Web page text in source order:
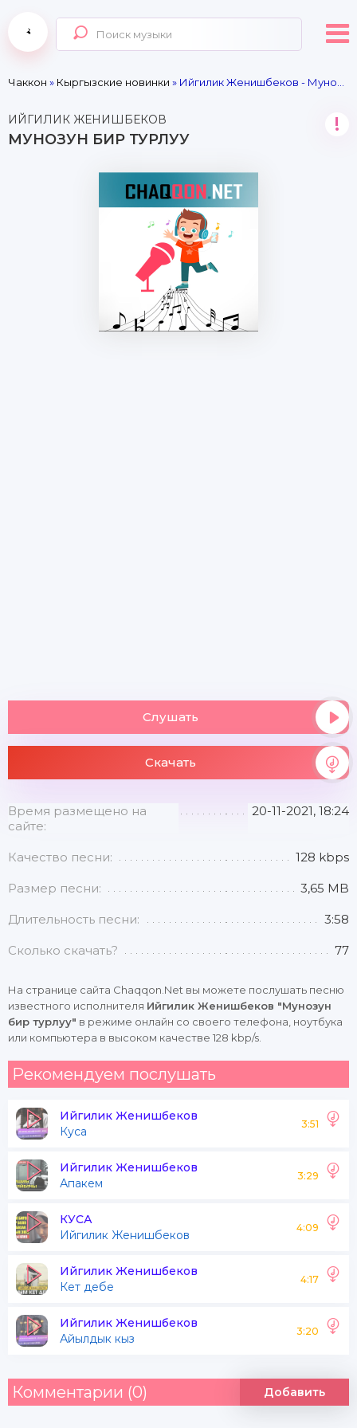
Чаккон » Кыргызские новинки » Ийгилик Женишбеков - Мунозун бир турлуу
ИЙГИЛИК ЖЕНИШБЕКОВ
МУНОЗУН БИР ТУРЛУУ
!
Слушать
Скачать
Время размещено на
сайте:
20-11-2021, 18:24
Качество песни: 128 kbps
Размер песни: 3,65 MB
Длительность песни: 3:58
Сколько скачать? 77
На странице сайта Chaqqon.Net вы можете послушать песню
известного исполнителя Ийгилик Женишбеков "Мунозун
бир турлуу" в режиме онлайн со своего телефона, ноутбука
или компьютера в высоком качестве 128 kbp/s.
Рекомендуем послушать
Ийгилик Женишбеков
Куса
3:51
Ийгилик Женишбеков
Апакем
3:29
КУСА
Ийгилик Женишбеков
4:09
Ийгилик Женишбеков
Кет дебе
4:17
Ийгилик Женишбеков
Айылдык кыз
3:20
Комментарии (0) Добавить